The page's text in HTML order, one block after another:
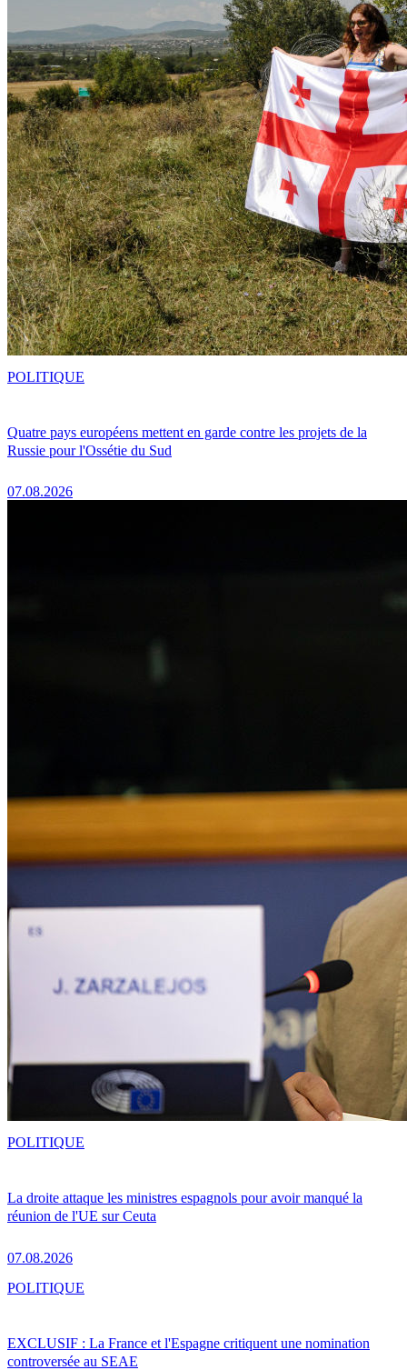
Quatre pays européens mettent en garde contre les projets de la
Russie pour l'Ossétie du Sud
07.08.2026
POLITIQUE
La droite attaque les ministres espagnols pour avoir manqué la
réunion de l'UE sur Ceuta
07.08.2026
POLITIQUE
EXCLUSIF : La France et l'Espagne critiquent une nomination
controversée au SEAE
POLITIQUE